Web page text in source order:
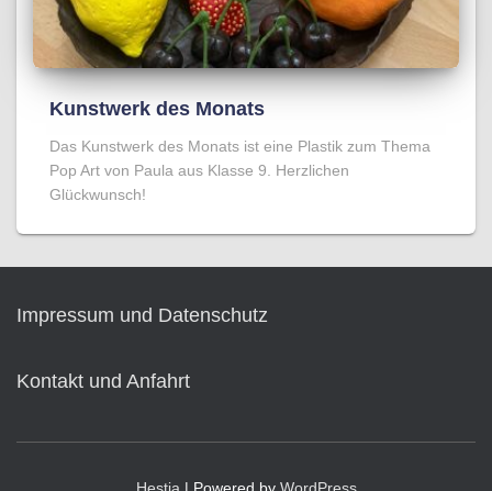
Kunstwerk des Monats
Das Kunstwerk des Monats ist eine Plastik zum Thema
Pop Art von Paula aus Klasse 9. Herzlichen
Glückwunsch!
Impressum und Datenschutz
Kontakt und Anfahrt